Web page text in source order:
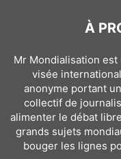
À
Mr Mondialisation
visée
anonyme portant
collectif de
alimenter le débat
grands sujets
bouger les lignes